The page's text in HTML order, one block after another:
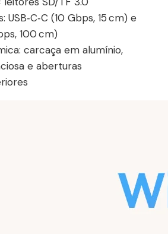
USB‑C‑C (10 Gbps, 15 cm) e
100 cm)
carcaça em alumínio,
e aberturas